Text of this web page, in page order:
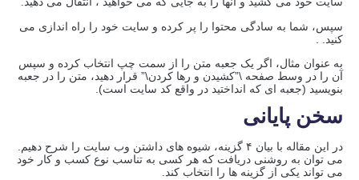
سپس، شما به سادگی محتوا را پر کرده و سایت خود را راه اندازی می
کنید. .
به عنوان مثال، اگر یک جعبه متن را از سمت چپ انتخاب کرده و سپس
آن را در وسط صفحه \”کشیدن و رها کردن\” قرار دهید، متن را در جعبه
بنویسید (جعبه ای که انداختید در واقع کد سایت است).
سخن پایانی
در این مقاله با بیان ۴ گزینه، شیوه های داشتن وب سایت را شرح دهیم.
می توان به روشنی دریافت که هر کسی به تناسب نوع کسب و کار خود
می تواند یکی از گزینه ها را انتخاب کند.